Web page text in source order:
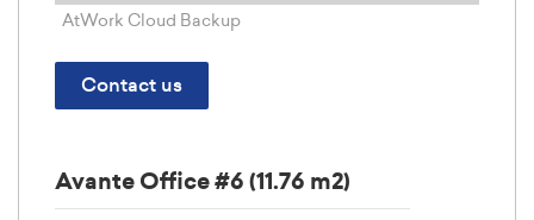
AtWork Cloud Backup
Contact us
Avante Office #6 (11.76 m2)